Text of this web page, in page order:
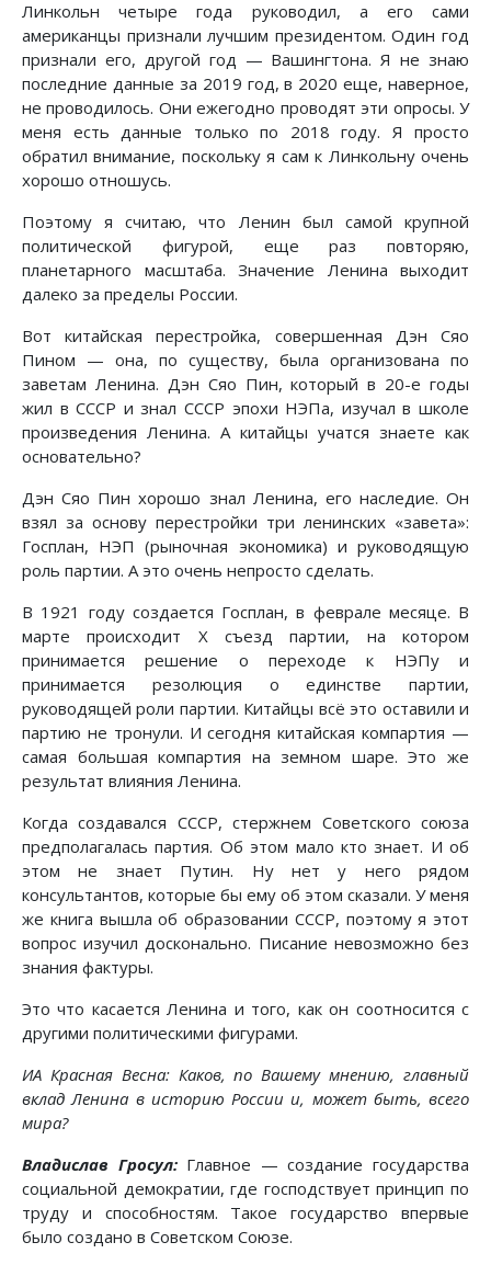
Линкольн четыре года руководил, а его сами
американцы признали лучшим президентом. Один год
признали его, другой год — Вашингтона. Я не знаю
последние данные за 2019 год, в 2020 еще, наверное,
не проводилось. Они ежегодно проводят эти опросы. У
меня есть данные только по 2018 году. Я просто
обратил внимание, поскольку я сам к Линкольну очень
хорошо отношусь.
Поэтому я считаю, что Ленин был самой крупной
политической фигурой, еще раз повторяю,
планетарного масштаба. Значение Ленина выходит
далеко за пределы России.
Вот китайская перестройка, совершенная Дэн Сяо
Пином — она, по существу, была организована по
заветам Ленина. Дэн Сяо Пин, который в 20-е годы
жил в СССР и знал СССР эпохи НЭПа, изучал в школе
произведения Ленина. А китайцы учатся знаете как
основательно?
Дэн Сяо Пин хорошо знал Ленина, его наследие. Он
взял за основу перестройки три ленинских «завета»:
Госплан, НЭП (рыночная экономика) и руководящую
роль партии. А это очень непросто сделать.
В 1921 году создается Госплан, в феврале месяце. В
марте происходит Х съезд партии, на котором
принимается решение о переходе к НЭПу и
принимается резолюция о единстве партии,
руководящей роли партии. Китайцы всё это оставили и
партию не тронули. И сегодня китайская компартия —
самая большая компартия на земном шаре. Это же
результат влияния Ленина.
Когда создавался СССР, стержнем Советского союза
предполагалась партия. Об этом мало кто знает. И об
этом не знает Путин. Ну нет у него рядом
консультантов, которые бы ему об этом сказали. У меня
же книга вышла об образовании СССР, поэтому я этот
вопрос изучил досконально. Писание невозможно без
знания фактуры.
Это что касается Ленина и того, как он соотносится с
другими политическими фигурами.
ИА Красная Весна: Каков, по Вашему мнению, главный
вклад Ленина в историю России и, может быть, всего
мира?
Владислав Гросул:Главное — создание государства
социальной демократии, где господствует принцип по
труду и способностям. Такое государство впервые
было создано в Советском Союзе.